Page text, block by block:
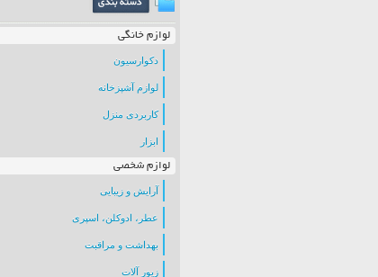
لوازم خانگی
دکوارسیون
لوازم آشپزخانه
کاربردی منزل
ابزار
لوازم شخصی
آرایش و زیبایی
عطر، ادوکلن، اسپری
بهداشت و مراقبت
زیور آلات